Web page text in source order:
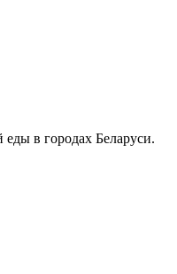
в городах Беларуси.